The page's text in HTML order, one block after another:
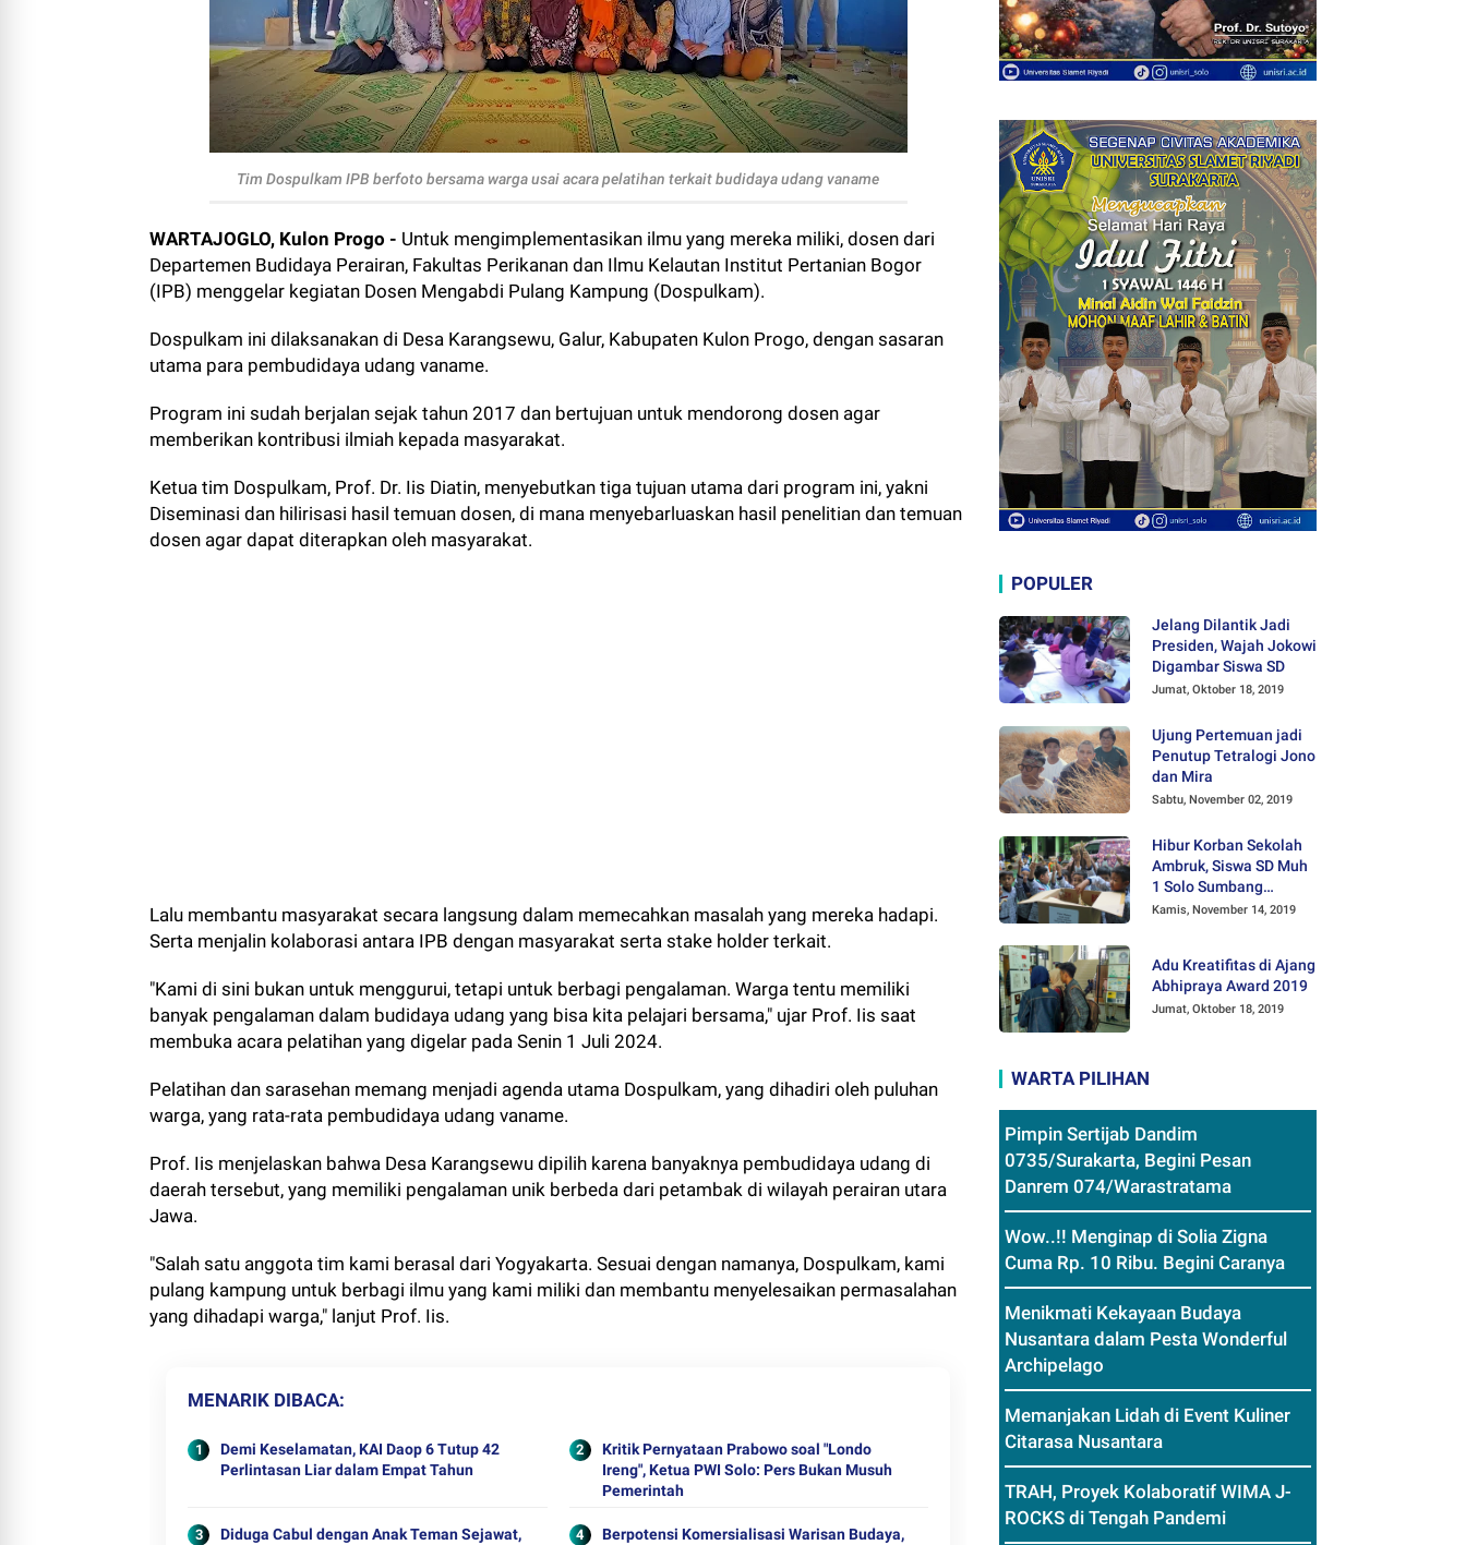
Tim Dospulkam IPB berfoto bersama warga usai acara pelatihan terkait budidaya udang vaname
WARTAJOGLO, Kulon Progo - Untuk mengimplementasikan ilmu yang mereka miliki, dosen dari
Departemen Budidaya Perairan, Fakultas Perikanan dan Ilmu Kelautan Institut Pertanian Bogor
(IPB) menggelar kegiatan Dosen Mengabdi Pulang Kampung (Dospulkam).
Dospulkam ini dilaksanakan di Desa Karangsewu, Galur, Kabupaten Kulon Progo, dengan sasaran
utama para pembudidaya udang vaname.
Program ini sudah berjalan sejak tahun 2017 dan bertujuan untuk mendorong dosen agar
memberikan kontribusi ilmiah kepada masyarakat.
Ketua tim Dospulkam, Prof. Dr. Iis Diatin, menyebutkan tiga tujuan utama dari program ini, yakni
Diseminasi dan hilirisasi hasil temuan dosen, di mana menyebarluaskan hasil penelitian dan temuan
dosen agar dapat diterapkan oleh masyarakat.
Lalu membantu masyarakat secara langsung dalam memecahkan masalah yang mereka hadapi.
Serta menjalin kolaborasi antara IPB dengan masyarakat serta stake holder terkait.
"Kami di sini bukan untuk menggurui, tetapi untuk berbagi pengalaman. Warga tentu memiliki
banyak pengalaman dalam budidaya udang yang bisa kita pelajari bersama," ujar Prof. Iis saat
membuka acara pelatihan yang digelar pada Senin 1 Juli 2024.
Pelatihan dan sarasehan memang menjadi agenda utama Dospulkam, yang dihadiri oleh puluhan
warga, yang rata-rata pembudidaya udang vaname.
Prof. Iis menjelaskan bahwa Desa Karangsewu dipilih karena banyaknya pembudidaya udang di
daerah tersebut, yang memiliki pengalaman unik berbeda dari petambak di wilayah perairan utara
Jawa.
"Salah satu anggota tim kami berasal dari Yogyakarta. Sesuai dengan namanya, Dospulkam, kami
pulang kampung untuk berbagi ilmu yang kami miliki dan membantu menyelesaikan permasalahan
yang dihadapi warga," lanjut Prof. Iis.
MENARIK DIBACA
Demi Keselamatan, KAI Daop 6 Tutup 42
Perlintasan Liar dalam Empat Tahun
Kritik Pernyataan Prabowo soal "Londo
Ireng", Ketua PWI Solo: Pers Bukan Musuh
Pemerintah
Diduga Cabul dengan Anak Teman Sejawat,
Berpotensi Komersialisasi Warisan Budaya,
POPULER
Jelang Dilantik Jadi
Presiden, Wajah Jokowi
Digambar Siswa SD
Jumat, Oktober 18, 2019
Ujung Pertemuan jadi
Penutup Tetralogi Jono
dan Mira
Sabtu, November 02, 2019
Hibur Korban Sekolah
Ambruk, Siswa SD Muh
1 Solo Sumbang
Mainan Othok-othok
Kamis, November 14, 2019
Adu Kreatifitas di Ajang
Abhipraya Award 2019
Jumat, Oktober 18, 2019
WARTA PILIHAN
Pimpin Sertijab Dandim
0735/Surakarta, Begini Pesan
Danrem 074/Warastratama
Wow..!! Menginap di Solia Zigna
Cuma Rp. 10 Ribu. Begini Caranya
Menikmati Kekayaan Budaya
Nusantara dalam Pesta Wonderful
Archipelago
Memanjakan Lidah di Event Kuliner
Citarasa Nusantara
TRAH, Proyek Kolaboratif WIMA J-
ROCKS di Tengah Pandemi